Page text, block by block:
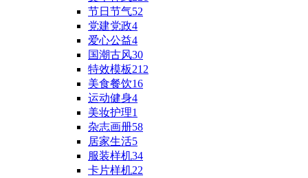
节日节气52
党建党政4
爱心公益4
国潮古风30
特效模板212
美食餐饮16
运动健身4
美妆护理1
杂志画册58
居家生活5
服装样机34
卡片样机22